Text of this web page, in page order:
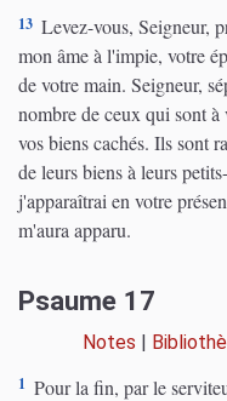
13 Levez-vous, Seigneur,
mon âme à l'impie, votre
de votre main. Seigneur,
nombre de ceux qui sont
vos biens cachés. Ils sont
de leurs biens à leurs
j'apparaîtrai en votre
m'aura apparu.
Psaume 17
Notes |
1 Pour la fin, par le